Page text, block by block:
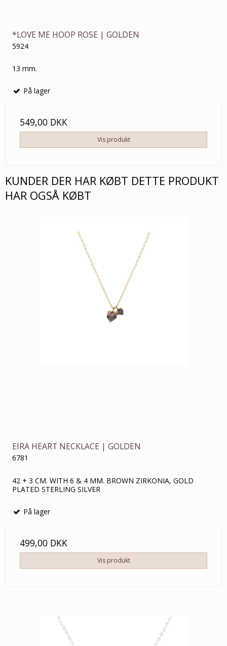
*LOVE ME HOOP ROSE | GOLDEN
5924
13 mm.
På lager
549,00 DKK
Vis produkt
KUNDER DER HAR KØBT DETTE PRODUKT
HAR OGSÅ KØBT
EIRA HEART NECKLACE | GOLDEN
6781
42 + 3 CM. WITH 6 & 4 MM. BROWN ZIRKONIA, GOLD
PLATED STERLING SILVER
På lager
499,00 DKK
Vis produkt